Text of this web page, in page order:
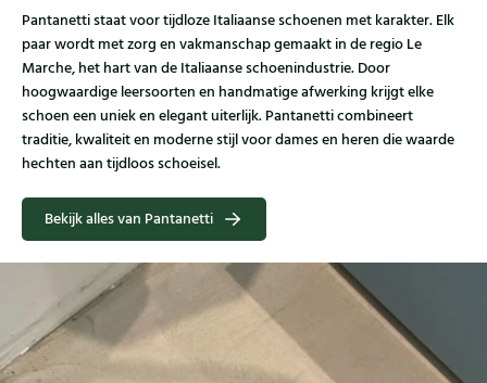
Pantanetti staat voor tijdloze Italiaanse schoenen met karakter. Elk
paar wordt met zorg en vakmanschap gemaakt in de regio Le
Marche, het hart van de Italiaanse schoenindustrie. Door
hoogwaardige leersoorten en handmatige afwerking krijgt elke
schoen een uniek en elegant uiterlijk. Pantanetti combineert
traditie, kwaliteit en moderne stijl voor dames en heren die waarde
hechten aan tijdloos schoeisel.
Bekijk alles van Pantanetti